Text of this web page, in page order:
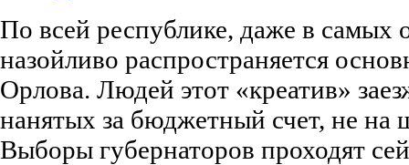
По всей республике, даже в самых
назойливо распространяется
Орлова. Людей этот «креатив»
нанятых за бюджетный счет, не на
Выборы губернаторов проходят